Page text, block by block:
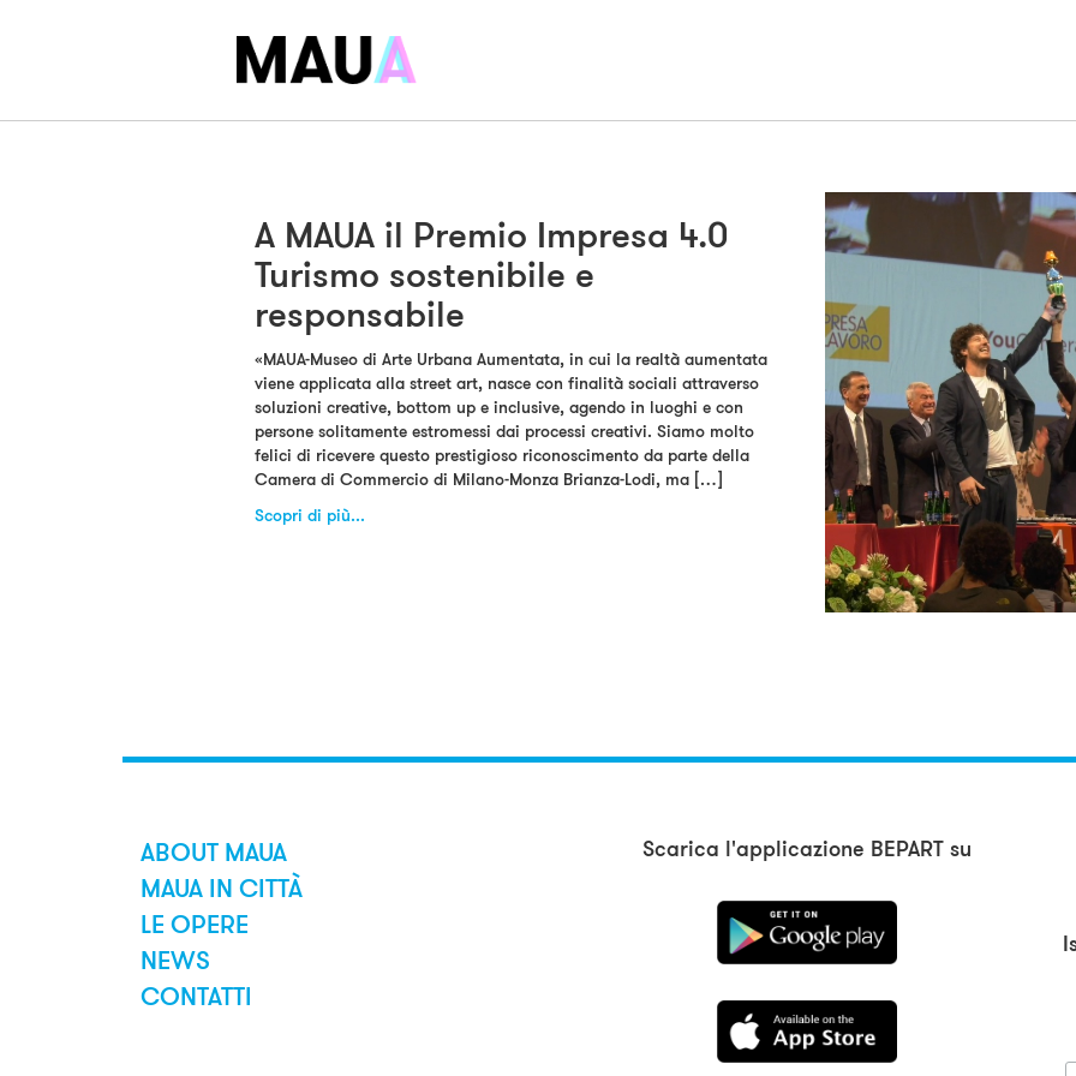
A MAUA il Premio Impresa 4.0
Turismo sostenibile e
responsabile
«MAUA-Museo di Arte Urbana Aumentata, in cui la realtà aumentata
viene applicata alla street art, nasce con finalità sociali attraverso
soluzioni creative, bottom up e inclusive, agendo in luoghi e con
persone solitamente estromessi dai processi creativi. Siamo molto
felici di ricevere questo prestigioso riconoscimento da parte della
Camera di Commercio di Milano-Monza Brianza-Lodi, ma […]
Scopri di più...
ABOUT MAUA
MAUA IN CITTÀ
LE OPERE
NEWS
CONTATTI
Scarica l'applicazione BEPART su